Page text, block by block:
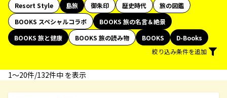
Resort Style
島旅 御朱印 歴史時代
旅の図鑑
BOOKS スペシャルコラボ
BOOKS 旅の名言＆絶景
BOOKS 旅と健康
BOOKS 旅の読み物 BOOKS
D-Books
絞り込み条件を追加
1〜20件/132件中 を表示